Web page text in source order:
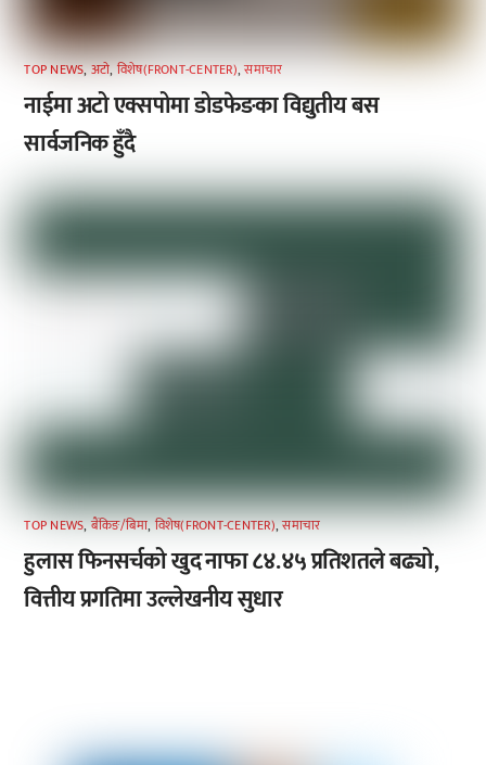
TOP NEWS,अटाे,विशेष(FRONT-CENTER),समाचार
नाईमा अटो एक्सपोमा डोडफेङका विद्युतीय बस
सार्वजनिक हुँदै
TOP NEWS,बैंकिङ/बिमा,विशेष(FRONT-CENTER),समाचार
हुलास फिनसर्चको खुद नाफा ८४.४५ प्रतिशतले बढ्यो,
वित्तीय प्रगतिमा उल्लेखनीय सुधार